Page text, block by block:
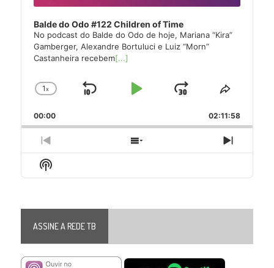
Balde do Odo #122 Children of Time
No podcast do Balde do Odo de hoje, Mariana “Kira”
Gamberger, Alexandre Bortuluci e Luiz “Morn”
Castanheira recebem[...]
Change
Rate
1x
Skip
Play
Jump
Forward
Share
Episode
00:00 02:11:58
Previous
Episode
Show
Episodes
Next
Episode
Show
Podcast
ASSINE A REDE TB